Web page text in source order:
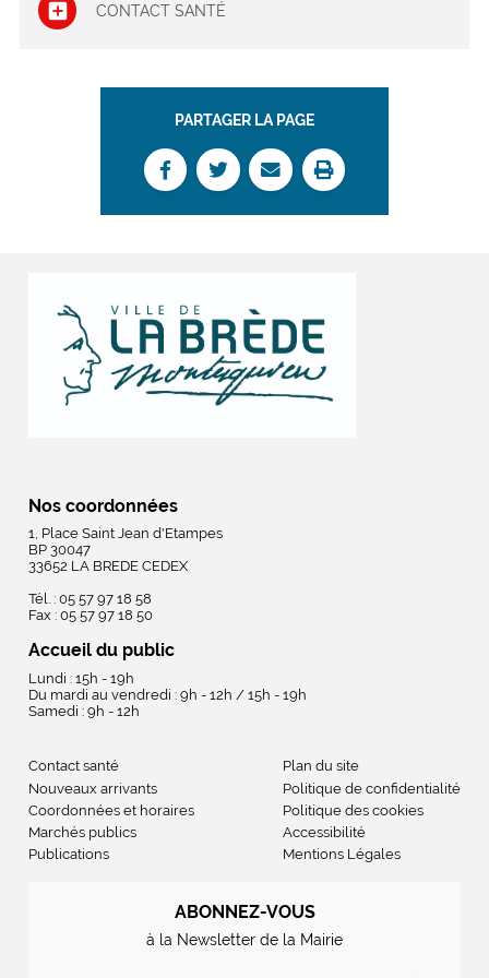
CONTACT SANTÉ
PARTAGER LA PAGE
Nos coordonnées
1, Place Saint Jean d'Etampes
BP 30047
33652 LA BREDE CEDEX
Tél. : 05 57 97 18 58
Fax : 05 57 97 18 50
Accueil du public
Lundi : 15h - 19h
Du mardi au vendredi : 9h - 12h / 15h - 19h
Samedi : 9h - 12h
Contact santé
Nouveaux arrivants
Coordonnées et horaires
Marchés publics
Publications
Plan du site
Politique de confidentialité
Politique des cookies
Accessibilité
Mentions Légales
ABONNEZ-VOUS
à la Newsletter de la Mairie